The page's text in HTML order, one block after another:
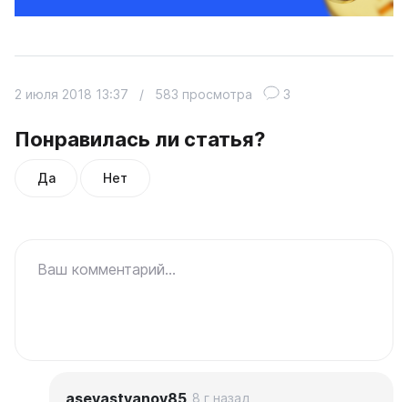
Понравилась ли статья?
Да Нет
2 июля 2018 13:37 / 583 просмотра 3
Ваш комментарий...
asevastyanov85 8 г назад